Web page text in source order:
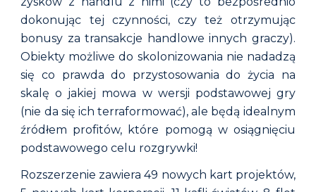
dokonując tej czynności, czy też otrzymując
bonusy za transakcje handlowe innych graczy).
Obiekty możliwe do skolonizowania nie nadadzą
się co prawda do przystosowania do życia na
skalę o jakiej mowa w wersji podstawowej gry
(nie da się ich terraformować), ale będą idealnym
źródłem profitów, które pomogą w osiągnięciu
podstawowego celu rozgrywki!
Rozszerzenie zawiera 49 nowych kart projektów,